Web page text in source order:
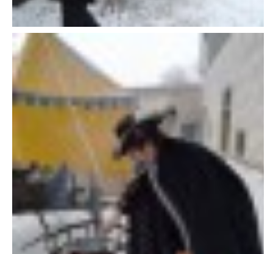
PODPORA
E - S H O P
VÝROČNÍ ZPRÁVY
KONTAKT